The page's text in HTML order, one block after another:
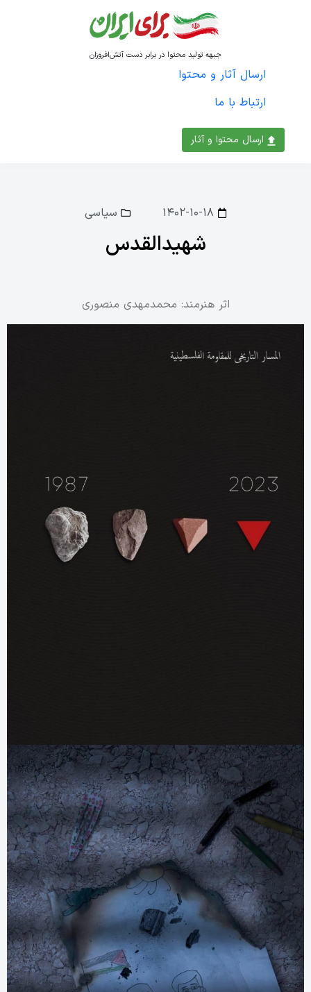
ارسال محتوا و آثار
جبهه تولید محتوا در برابر دست آتش‌افروزان
ارسال آثار و محتوا
ارتباط با ما
۱۴۰۲-۱۰-۱۸ سیاسی
شهیدالقدس
اثر هنرمند: محمدمهدی منصوری